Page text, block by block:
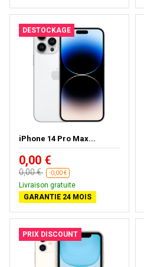
DESTOCKAGE
iPhone 14 Pro Max...
0,00 €
0,00 € -0,00 €
Livraison gratuite
GARANTIE 24 MOIS
PRIX DISCOUNT